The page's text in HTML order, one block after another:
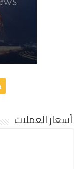
أسعار العملات